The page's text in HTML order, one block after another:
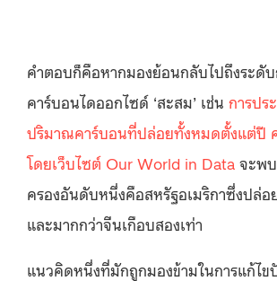
คำตอบก็คือหากมองย้อนกลับไปถึงระดั
คาร์บอนไดออกไซด์ ‘สะสม’ เช่น การปร
ปริมาณคาร์บอนที่ปล่อยทั้งหมดตั้งแต่ปี
โดยเว็บไซต์ Our World in Data จะพ
ครองอันดับหนึ่งคือสหรัฐอเมริกาซึ่งปล่อ
และมากกว่าจีนเกือบสองเท่า
แนวคิดหนึ่งที่มักถูกมองข้ามในการแก้ไ